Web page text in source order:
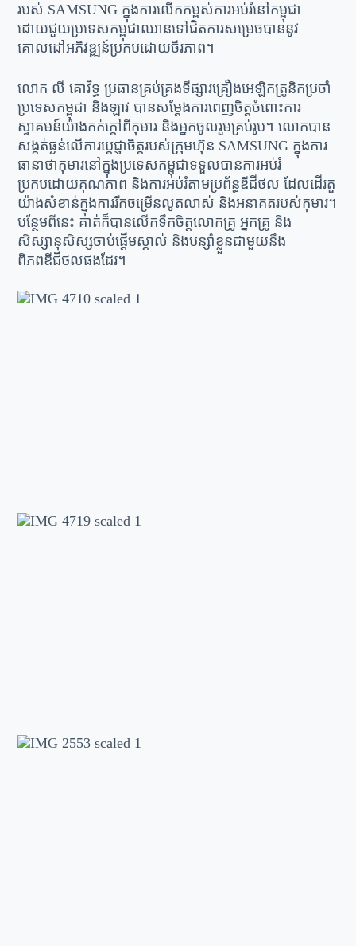
របស់ SAMSUNG ក្នុងការលើកកម្ពស់ការអប់រំនៅកម្ពុជា
ដោយជួយប្រទេសកម្ពុជាឈានទៅជិតការសម្រេចបាននូវ
គោលដៅអភិវឌ្ឍន៍ប្រកបដោយចីរភាព។
លោក លី គោវិទ្ធ ប្រធានគ្រប់គ្រងទីផ្សារគ្រឿងអេឡិកត្រូនិកប្រចាំ
ប្រទេសកម្ពុជា និងឡាវ បានសម្តែងការពេញចិត្តចំពោះការ
ស្វាគមន៍យ៉ាងកក់ក្តៅពីកុមារ និងអ្នកចូលរួមគ្រប់រូប។ លោកបាន
សង្កត់ធ្ងន់លើការប្តេជ្ញាចិត្តរបស់ក្រុមហ៊ុន SAMSUNG ក្នុងការ
ធានាថាកុមារនៅក្នុងប្រទេសកម្ពុជាទទួលបានការអប់រំ
ប្រកបដោយគុណភាព និងការអប់រំតាមប្រព័ន្ធឌីជីថល ដែលដើរតួ
យ៉ាងសំខាន់ក្នុងការរីកចម្រើនលូតលាស់ និងអនាគតរបស់កុមារ។
បន្ថែមពីនេះ គាត់ក៏បានលើកទឹកចិត្តលោកគ្រូ អ្នកគ្រូ និង
សិស្សានុសិស្សចាប់ផ្តើមស្គាល់ និងបន្សាំខ្លួនជាមួយនឹង
ពិភពឌីជីថលផងដែរ។